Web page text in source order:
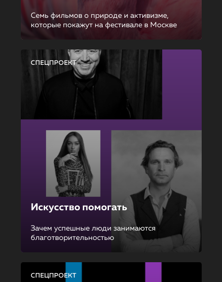
Семь фильмов о природе и активизме,
которые покажут на фестивале в Москве
СПЕЦПРОЕКТ
Искусство помогать
Зачем успешные люди занимаются
благотворительностью
СПЕЦПРОЕКТ